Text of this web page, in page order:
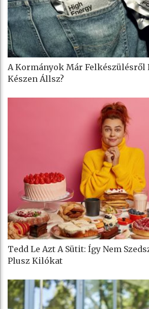
A Kormányok Már Felkészülésről
Készen Állsz?
Tedd Le Azt A Sütit: Így Nem
Plusz Kilókat